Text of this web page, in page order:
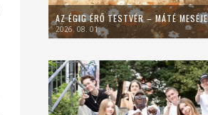
AZ ÉGIG ÉRŐ TESTVÉR – MÁTÉ MESÉJE
2026. 08. 01.